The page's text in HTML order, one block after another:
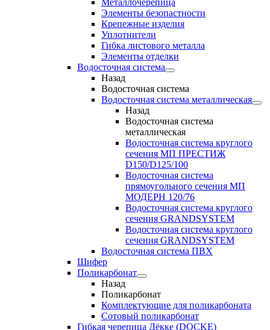
Металлочерепица
Элементы безопастности
Крепежные изделия
Уплотнители
Гибка листового металла
Элементы отделки
Водосточная система
Назад
Водосточная система
Водосточная система металлическая
Назад
Водосточная система
металлическая
Водосточная система круглого
сечения МП ПРЕСТИЖ
D150/D125/100
Водосточная система
прямоугольного сечения МП
МОДЕРН 120/76
Водосточная система круглого
сечения GRANDSYSTEM
Водосточная система круглого
сечения GRANDSYSTEM
Водосточная система ПВХ
Шифер
Поликарбонат
Назад
Поликарбонат
Комплектующие для поликарбоната
Сотовый поликарбонат
Гибкая черепица Дёкке (DOCKE)